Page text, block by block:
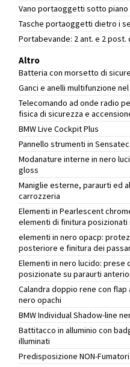
Vano portaoggetti sotto
Tasche portaoggetti dietro i
Portabevande: 2 ant. e 2 post.
Altro
Batteria con morsetto di
Ganci e anelli multifunzione
Telecomando ad onde radio
fisica di sicurezza e
BMW Live Cockpit Plus
Pannello strumenti in Sensatec
Modanature interne in nero
gloss
Maniglie esterne, paraurti ed
carrozzeria
Elementi in Pearlescent
elementi di finitura posizionati
elementi in nero opacp:
posteriore e finitura dei
Elementi in nero lucido: prese
posizionate su paraurti
Calandra doppio rene con
nero opachi
BMW Individual Shadow-line
Battitacco in alluminio con
illuminati
Predisposizione NON-Fumatori